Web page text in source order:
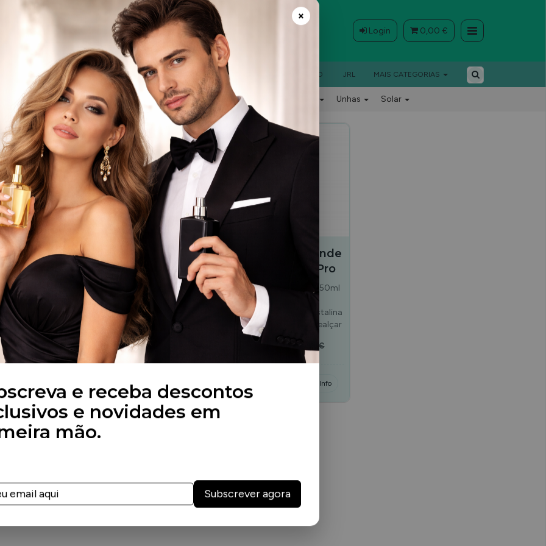
Login 0,00 €
PROMOÇÕES DIÁRIAS UNHAS CABELOS PERFUMES ÁRABES BARBEIRO JRL MAIS CATEGORIAS
Aparelhos Perfumes Maquilhagem Faciais e corporais Unhas Solar
Profissionais Relógios Cabelos
5%
Blonde
- KayPro
Blonde 100ml
A Luz
e cristalina
para realçar
€ 17,50 €
PROMOÇÃO
-5 %
Condicionador
Blonde 350ml -
KayPro
Condicionador Blonde
350ml KAYPRO A Luz
multifacetada e cristalina
do diamante para r
6,66 € 7,01 €
Comprar Info
PROMOÇÃO
Shampoo Blonde
350ml - KayPro
Shampoo Blonde 350ml
KAYPRO A Luz
multifacetada e cristalina
do diamante para realçar
6,31 €
Info
e receba descontos
e novidades em